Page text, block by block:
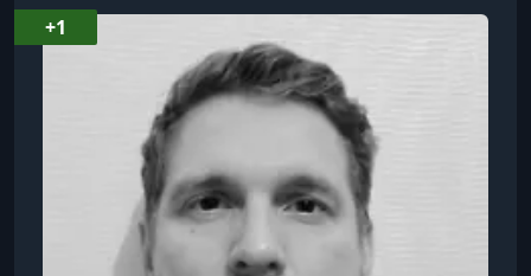
варианты интерпретаций. Ему нравится
глубоко погружаться в кино, вскрывать его
скрытые уровни и понимать не «что хотел
сказать автор», а что сам фильм говорит о
личности зрителя. Этому он и учит других. Ег
+1